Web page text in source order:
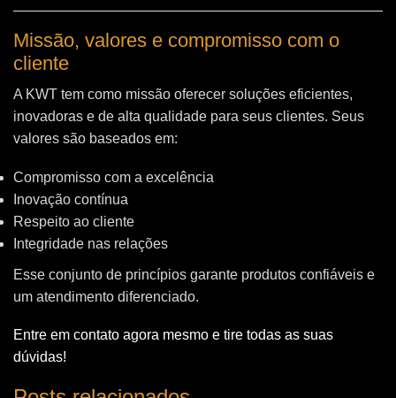
Missão, valores e compromisso com o
cliente
A KWT tem como missão oferecer soluções eficientes,
inovadoras e de alta qualidade para seus clientes. Seus
valores são baseados em:
Compromisso com a excelência
Inovação contínua
Respeito ao cliente
Integridade nas relações
Esse conjunto de princípios garante produtos confiáveis e
um atendimento diferenciado.
Entre em contato agora mesmo e tire todas as suas
dúvidas!